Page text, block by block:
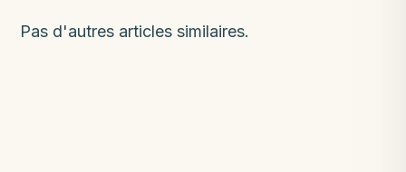
Pas d'autres articles similaires.